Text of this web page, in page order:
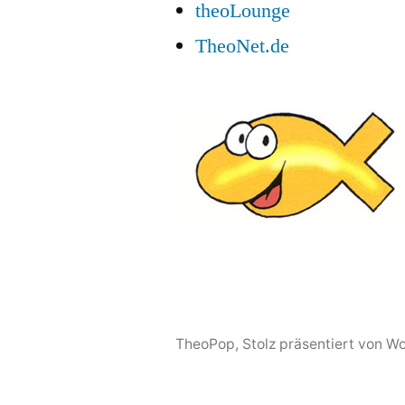
theoLounge
TheoNet.de
TheoPop, Stolz präsentiert von